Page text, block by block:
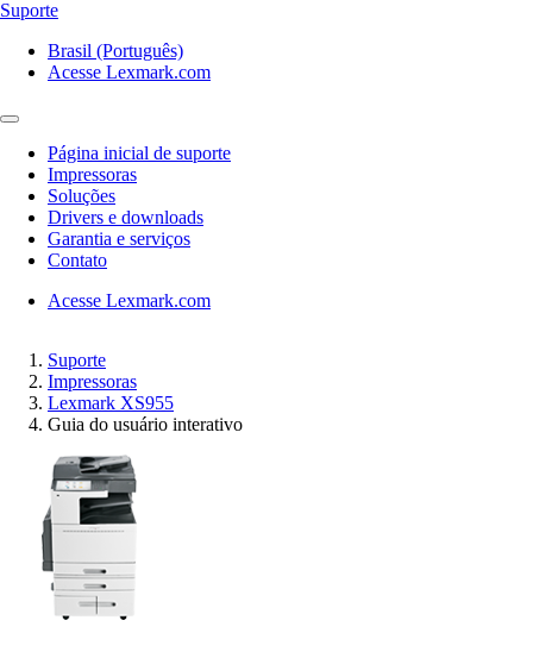
Suporte
Brasil (Português)
Acesse Lexmark.com
Página inicial de suporte
Impressoras
Soluções
Drivers e downloads
Garantia e serviços
Contato
Acesse Lexmark.com
Suporte
Impressoras
Lexmark XS955
Guia do usuário interativo